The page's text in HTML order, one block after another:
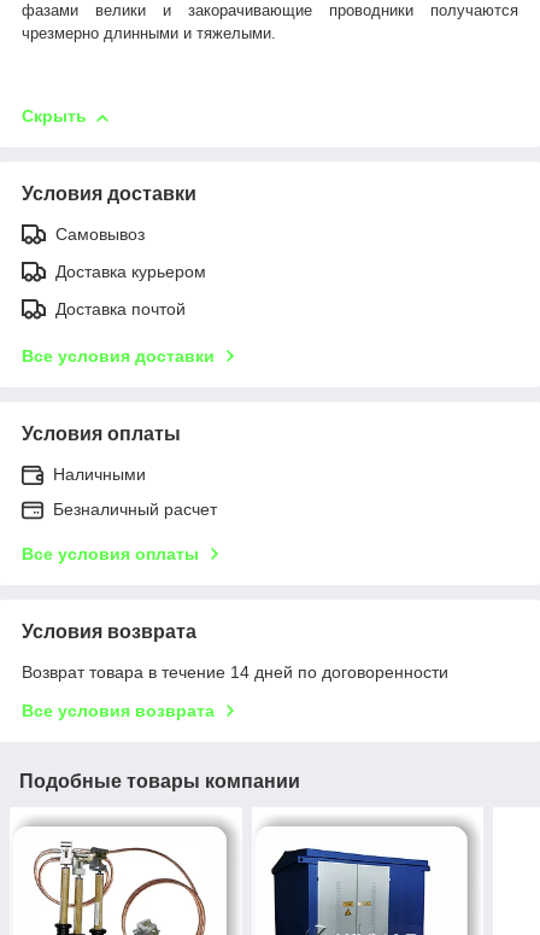
фазами велики и закорачивающие проводники получаются
чрезмерно длинными и тяжелыми.
Скрыть
Условия доставки
Самовывоз
Доставка курьером
Доставка почтой
Все условия доставки
Условия оплаты
Наличными
Безналичный расчет
Все условия оплаты
Условия возврата
Возврат товара в течение 14 дней по договоренности
Все условия возврата
Подобные товары компании